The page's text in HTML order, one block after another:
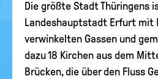
Die größte Stadt Thüringens
Landeshauptstadt Erfurt mit
verwinkelten Gassen und
dazu 18 Kirchen aus dem
Brücken, die über den Fluss